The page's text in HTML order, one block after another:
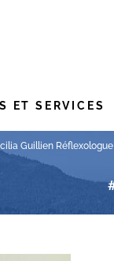
ET SERVICES
Guillien Réflexologue